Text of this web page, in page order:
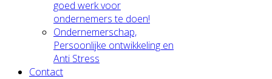
goed werk voor
ondernemers te doen!
Ondernemerschap,
Persoonlijke ontwikkeling en
Anti Stress
Contact